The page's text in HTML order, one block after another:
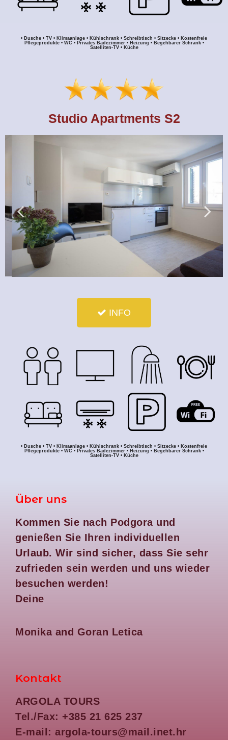
• Dusche • TV • Klimaanlage • Kühlschrank • Schreibtisch • Sitzecke • Kostenfreie
Pflegeprodukte • WC • Privates Badezimmer • Heizung • Begehbarer Schrank •
Satelliten-TV • Küche
Studio Apartments S2
INFO
• Dusche • TV • Klimaanlage • Kühlschrank • Schreibtisch • Sitzecke • Kostenfreie
Pflegeprodukte • WC • Privates Badezimmer • Heizung • Begehbarer Schrank •
Satelliten-TV • Küche
Über uns
Kommen Sie nach Podgora und
genießen Sie Ihren individuellen
Urlaub. Wir sind sicher, dass Sie sehr
zufrieden sein werden und uns wieder
besuchen werden!
Deine
Monika and Goran Letica
Kontakt
ARGOLA TOURS
Tel./Fax: +385 21 625 237
E-mail: argola-tours@mail.inet.hr